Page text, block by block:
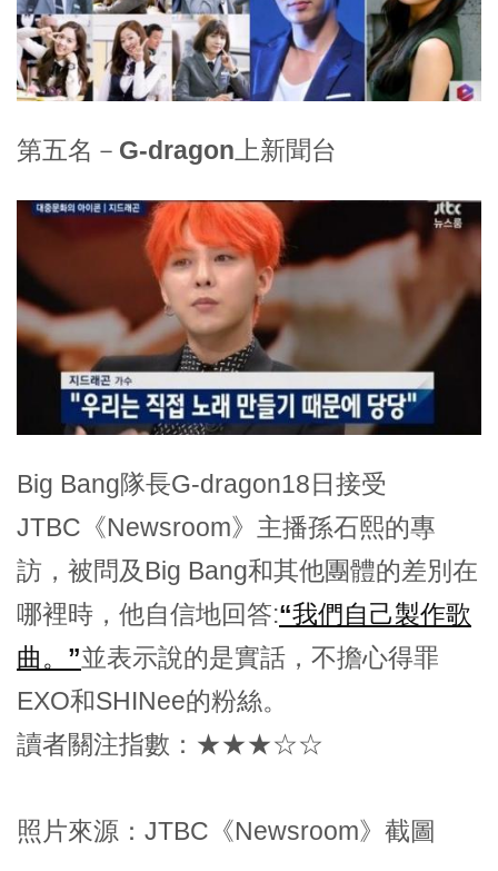
第五名－G-dragon上新聞台
Big Bang隊長G-dragon18日接受
JTBC《Newsroom》主播孫石熙的專
訪，被問及Big Bang和其他團體的差別在
哪裡時，他自信地回答:“我們自己製作歌
曲。”並表示說的是實話，不擔心得罪
EXO和SHINee的粉絲。
讀者關注指數：★★★☆☆
照片來源：JTBC《Newsroom》截圖